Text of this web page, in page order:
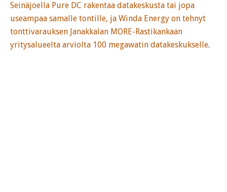
Seinäjoella Pure DC rakentaa datakeskusta tai jopa
useampaa samalle tontille, ja Winda Energy on tehnyt
tonttivarauksen Janakkalan MORE-Rastikankaan
yritysalueelta arviolta 100 megawatin datakeskukselle.